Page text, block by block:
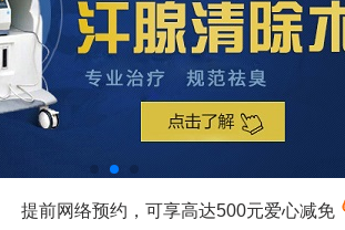
提前网络预约，可享高达500元爱心减免